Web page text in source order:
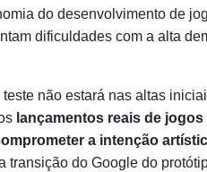
do desenvolvimento de
dificuldades com a alta
não estará nas altas
lançamentos reais de
a intenção
transição do Google do